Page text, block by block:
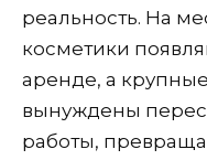
реальность. На
косметики
аренде, а
вынуждены
работы,